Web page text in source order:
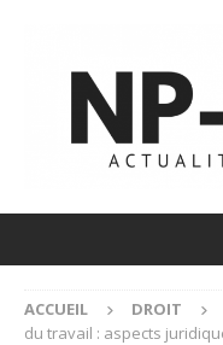
ACCUEIL DROIT
du travail : aspects